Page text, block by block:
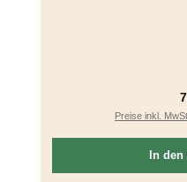
Preise inkl.
In